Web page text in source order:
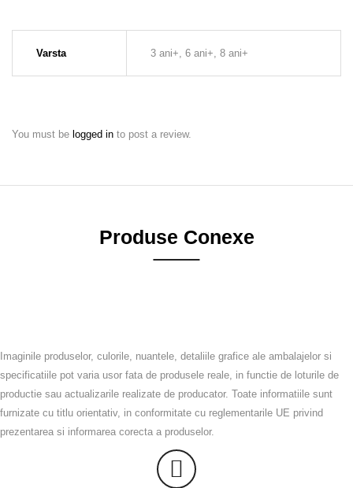
Varsta 3 ani+, 6 ani+, 8 ani+
You must be logged in to post a review.
Produse Conexe
Imaginile produselor, culorile, nuantele, detaliile grafice ale ambalajelor si
specificatiile pot varia usor fata de produsele reale, in functie de loturile de
productie sau actualizarile realizate de producator. Toate informatiile sunt
furnizate cu titlu orientativ, in conformitate cu reglementarile UE privind
prezentarea si informarea corecta a produselor.